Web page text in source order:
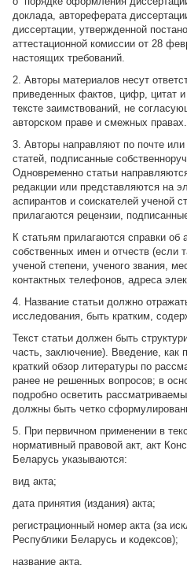
доклада, автореферата
диссертации, утвержденной
аттестационной комиссии от 28
настоящих требований.
2. Авторы материалов несут
приведенных фактов, цифр, цитат
тексте заимствований, не
авторском праве и смежных правах.
3. Авторы направляют по почте
статей, подписанные
Одновременно статьи
редакции или представляются на
аспирантов и соискателей ученой
прилагаются рецензии,
К статьям прилагаются справки
собственных имен и отчеств (если
ученой степени, ученого звания,
контактных телефонов, адреса
4. Название статьи должно
исследования, быть кратким,
Текст статьи должен быть
часть, заключение). Введение, как
краткий обзор литературы по
ранее не решенных вопросов; в
подробно осветить
должны быть четко
5. При первичном применении в
нормативный правовой акт, акт
Беларусь указываются:
вид акта;
дата принятия (издания) акта;
регистрационный номер акта (за
Республики Беларусь и кодексов);
название акта.